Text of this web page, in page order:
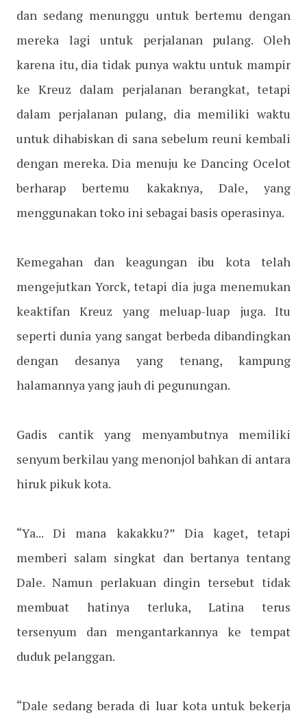
dan sedang menunggu untuk bertemu dengan
mereka lagi untuk perjalanan pulang. Oleh
karena itu, dia tidak punya waktu untuk mampir
ke Kreuz dalam perjalanan berangkat, tetapi
dalam perjalanan pulang, dia memiliki waktu
untuk dihabiskan di sana sebelum reuni kembali
dengan mereka. Dia menuju ke Dancing Ocelot
berharap bertemu kakaknya, Dale, yang
menggunakan toko ini sebagai basis operasinya.
Kemegahan dan keagungan ibu kota telah
mengejutkan Yorck, tetapi dia juga menemukan
keaktifan Kreuz yang meluap-luap juga. Itu
seperti dunia yang sangat berbeda dibandingkan
dengan desanya yang tenang, kampung
halamannya yang jauh di pegunungan.
Gadis cantik yang menyambutnya memiliki
senyum berkilau yang menonjol bahkan di antara
hiruk pikuk kota.
“Ya... Di mana kakakku?” Dia kaget, tetapi
memberi salam singkat dan bertanya tentang
Dale. Namun perlakuan dingin tersebut tidak
membuat hatinya terluka, Latina terus
tersenyum dan mengantarkannya ke tempat
duduk pelanggan.
“Dale sedang berada di luar kota untuk bekerja